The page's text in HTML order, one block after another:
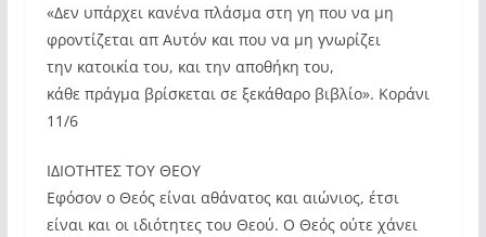
«Δεν υπάρχει κανένα πλάσμα στη γη που να μη
φροντίζεται απ Αυτόν και που να μη γνωρίζει
την κατοικία του, και την αποθήκη του,
κάθε πράγμα βρίσκεται σε ξεκάθαρο βιβλίο». Κοράνι
11/6
ΙΔΙΟΤΗΤΕΣ ΤΟΥ ΘΕΟΥ
Εφόσον ο Θεός είναι αθάνατος και αιώνιος, έτσι
είναι και οι ιδιότητες του Θεού. Ο Θεός ούτε χάνει